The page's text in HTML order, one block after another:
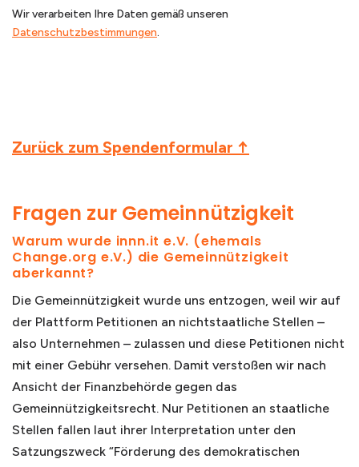
Wir verarbeiten Ihre Daten gemäß unseren
Datenschutzbestimmungen.
Zurück zum Spendenformular ↑
Fragen zur Gemeinnützigkeit
Warum wurde innn.it e.V. (ehemals
Change.org e.V.) die Gemeinnützigkeit
aberkannt?
Die Gemeinnützigkeit wurde uns entzogen, weil wir auf
der Plattform Petitionen an nichtstaatliche Stellen –
also Unternehmen – zulassen und diese Petitionen nicht
mit einer Gebühr versehen. Damit verstoßen wir nach
Ansicht der Finanzbehörde gegen das
Gemeinnützigkeitsrecht. Nur Petitionen an staatliche
Stellen fallen laut ihrer Interpretation unter den
Satzungszweck “Förderung des demokratischen